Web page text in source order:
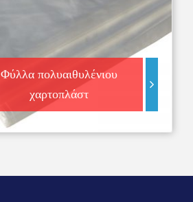
Φύλλα πολυαιθυλένιου
χαρτοπλάστ